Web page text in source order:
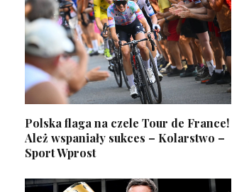
Polska flaga na czele Tour de France!
Ależ wspaniały sukces – Kolarstwo –
Sport Wprost